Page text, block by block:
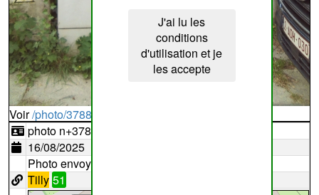
J'ai lu les
conditions
d'utilisation et je
les accepte
Voir/photo/378848?typ=d
photo n+378848
16/08/2025
Photo envoyée par
Tilly 51